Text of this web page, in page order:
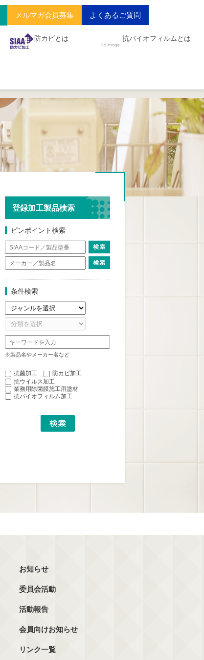
メルマガ会員募集 よくあるご質問
防カビとは 抗バイオフィルムとは
登録加工製品検索
ピンポイント検索
条件検索
※製品名やメーカー名など
抗菌加工
防カビ加工
抗ウイルス加工
業務用除菌膜施工用塗材
抗バイオフィルム加工
お知らせ
委員会活動
活動報告
会員向けお知らせ
リンク一覧